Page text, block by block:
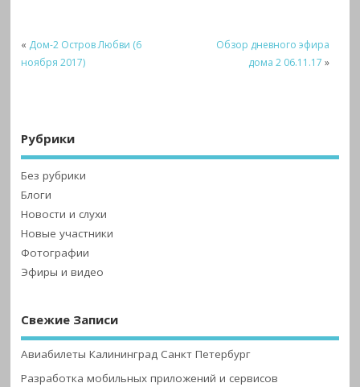
« Дом-2 Остров Любви (6
ноября 2017)
Обзор дневного эфира
дома 2 06.11.17 »
Рубрики
Без рубрики
Блоги
Новости и слухи
Новые участники
Фотографии
Эфиры и видео
Свежие Записи
Авиабилеты Калининград Санкт Петербург
Разработка мобильных приложений и сервисов